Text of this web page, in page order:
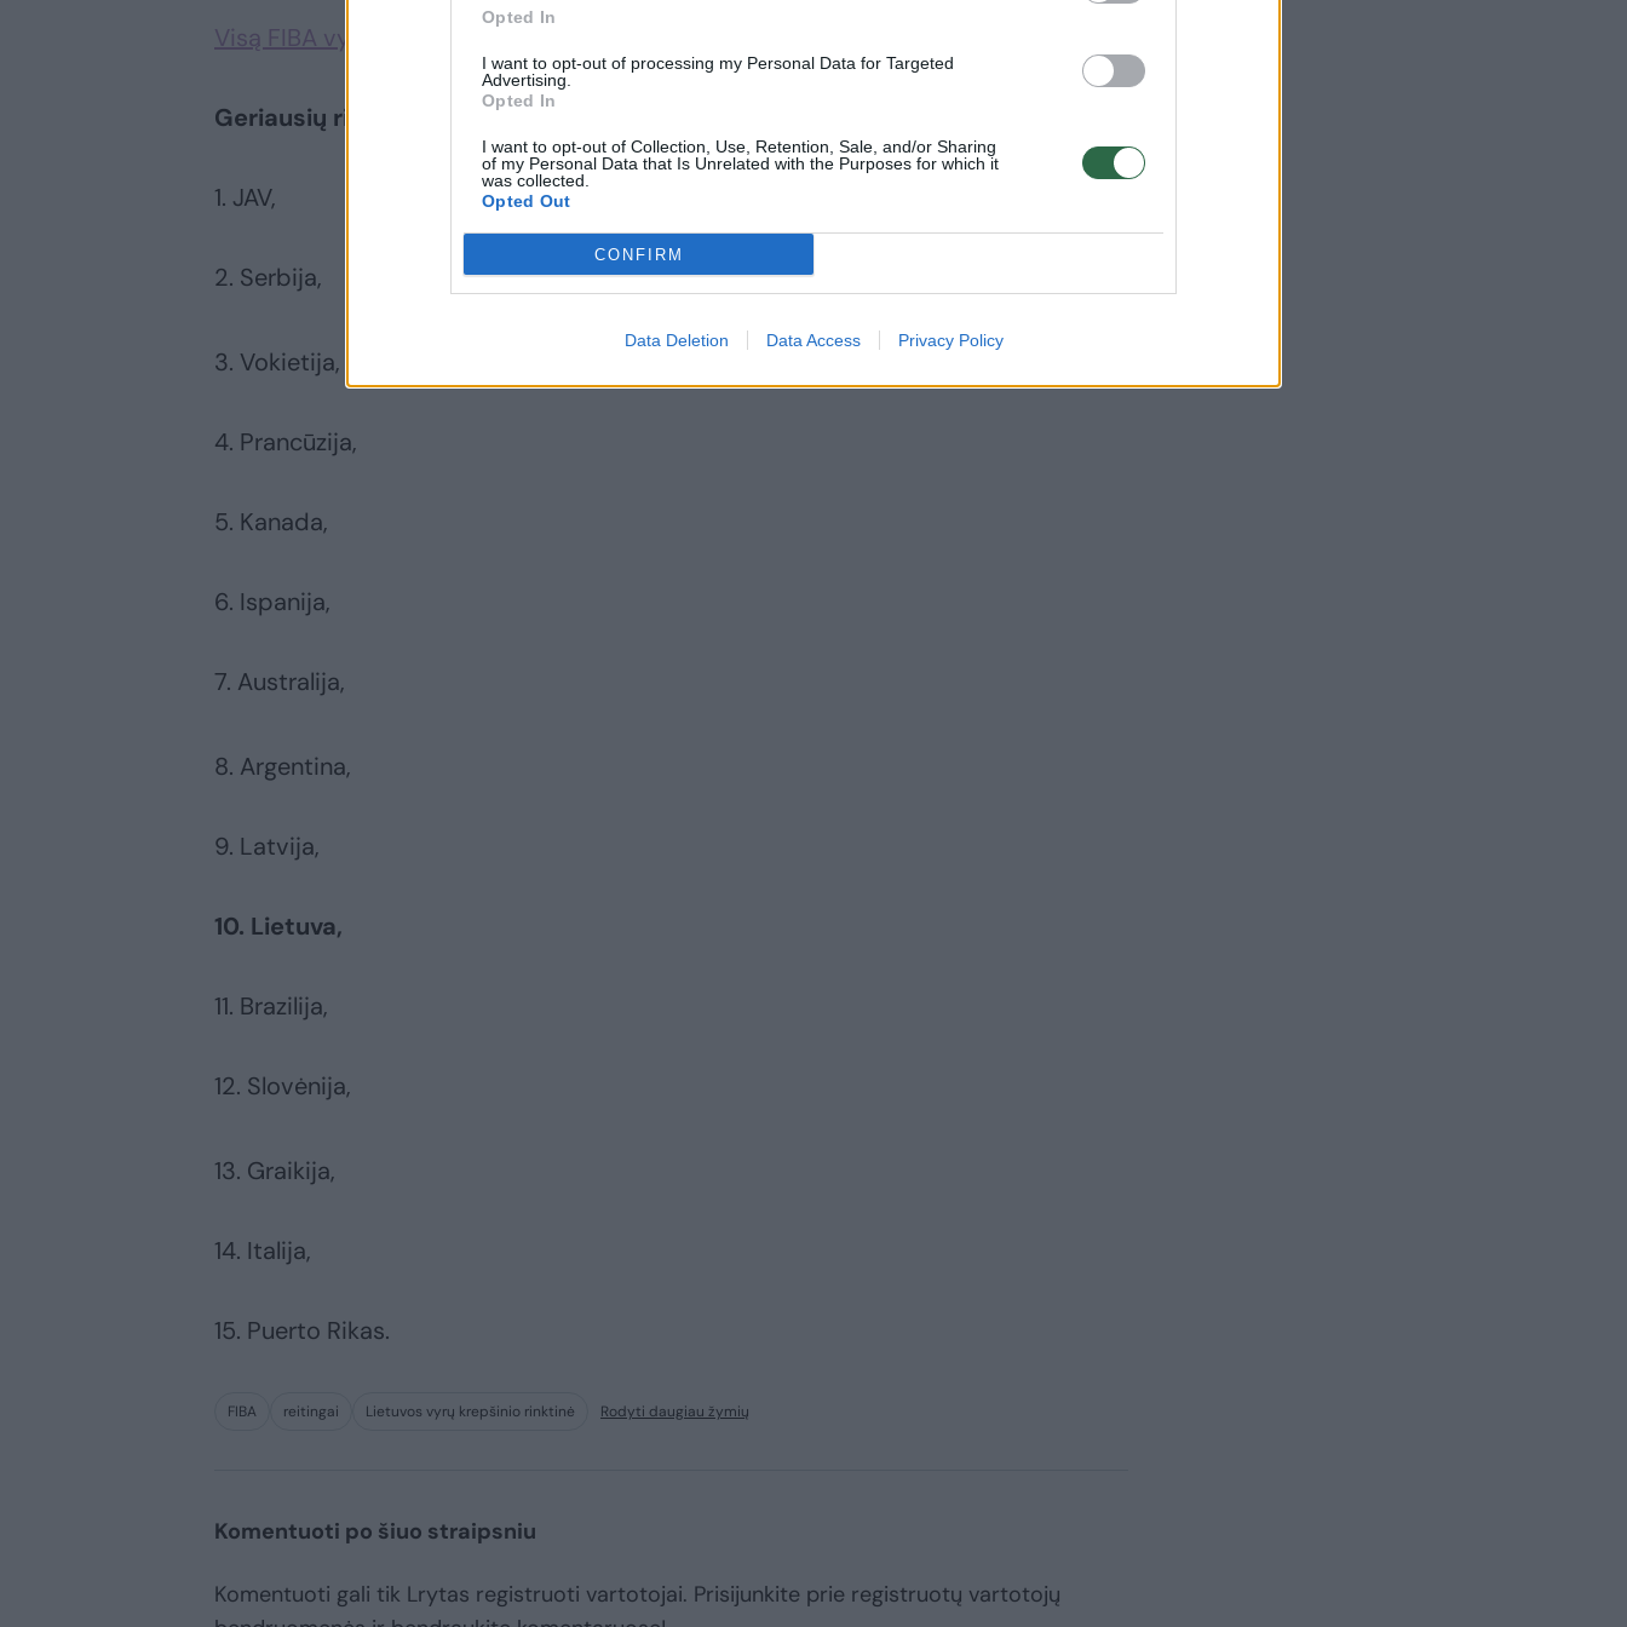
Opted In
I want to opt-out of processing my Personal Data for Targeted
Advertising.
Opted In
I want to opt-out of Collection, Use, Retention, Sale, and/or Sharing
of my Personal Data that Is Unrelated with the Purposes for which it
was collected.
Opted Out
CONFIRM
Data Deletion Data Access Privacy Policy
Visą FIBA vyrų krepšinio rinktinių reitingą rasite ČIA.
Geriausių rinktinių penkioliktukas:
1. JAV,
2. Serbija,
3. Vokietija,
4. Prancūzija,
5. Kanada,
6. Ispanija,
7. Australija,
8. Argentina,
9. Latvija,
10. Lietuva,
11. Brazilija,
12. Slovėnija,
13. Graikija,
14. Italija,
15. Puerto Rikas.
FIBA reitingai Lietuvos vyrų krepšinio rinktinė Rodyti daugiau žymių
Komentuoti po šiuo straipsniu
Komentuoti gali tik Lrytas registruoti vartotojai. Prisijunkite prie registruotų vartotojų